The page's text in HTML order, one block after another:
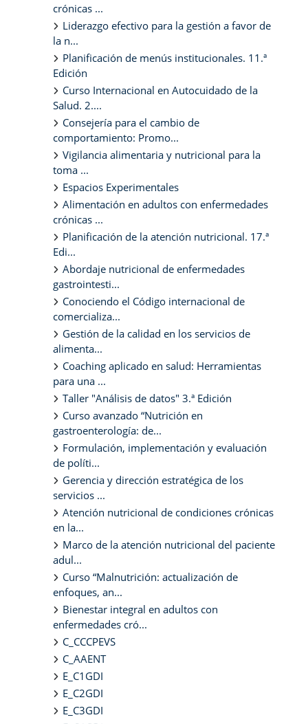
crónicas ...
Liderazgo efectivo para la gestión a favor de
la n...
Planificación de menús institucionales. 11.ª
Edición
Curso Internacional en Autocuidado de la
Salud. 2....
Consejería para el cambio de
comportamiento: Promo...
Vigilancia alimentaria y nutricional para la
toma ...
Espacios Experimentales
Alimentación en adultos con enfermedades
crónicas ...
Planificación de la atención nutricional. 17.ª
Edi...
Abordaje nutricional de enfermedades
gastrointesti...
Conociendo el Código internacional de
comercializa...
Gestión de la calidad en los servicios de
alimenta...
Coaching aplicado en salud: Herramientas
para una ...
Taller "Análisis de datos" 3.ª Edición
Curso avanzado “Nutrición en
gastroenterología: de...
Formulación, implementación y evaluación
de políti...
Gerencia y dirección estratégica de los
servicios ...
Atención nutricional de condiciones crónicas
en la...
Marco de la atención nutricional del paciente
adul...
Curso “Malnutrición: actualización de
enfoques, an...
Bienestar integral en adultos con
enfermedades cró...
C_CCCPEVS
C_AAENT
E_C1GDI
E_C2GDI
E_C3GDI